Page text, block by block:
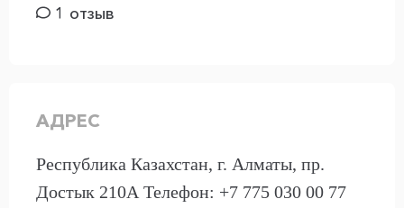
1 отзыв
АДРЕС
Республика Казахстан, г. Алматы, пр.
Достык 210А Телефон: +7 775 030 00 77